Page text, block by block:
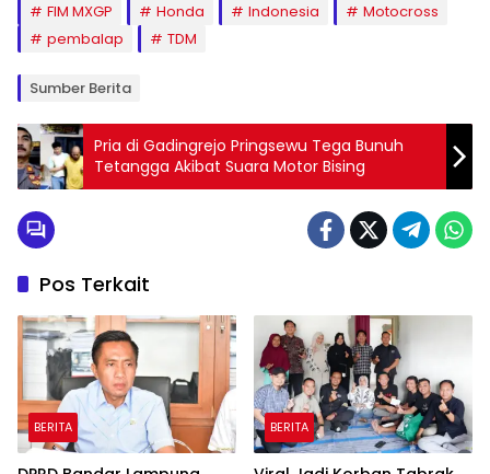
FIM MXGP
Honda Indonesia
Motocross
pembalap
TDM
Sumber Berita
Pria di Gadingrejo Pringsewu Tega Bunuh
Tetangga Akibat Suara Motor Bising
Pos Terkait
BERITA BERITA